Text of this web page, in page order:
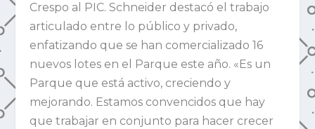
Crespo al PIC. Schneider destacó el trabajo
articulado entre lo público y privado,
enfatizando que se han comercializado 16
nuevos lotes en el Parque este año. «Es un
Parque que está activo, creciendo y
mejorando. Estamos convencidos que hay
que trabajar en conjunto para hacer crecer